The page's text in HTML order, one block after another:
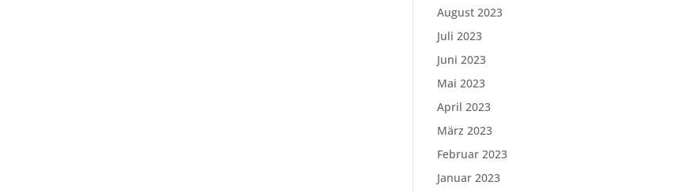
August 2023
Juli 2023
Juni 2023
Mai 2023
April 2023
März 2023
Februar 2023
Januar 2023